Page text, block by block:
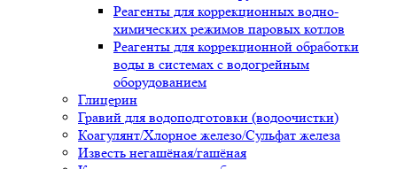
Реагенты для коррекционных водно-
химических режимов паровых котлов
Реагенты для коррекционной обработки
воды в системах с водогрейным
оборудованием
Глицерин
Гравий для водоподготовки (водоочистки)
Коагулянт/Хлорное железо/Сульфат железа
Известь негашёная/гашёная